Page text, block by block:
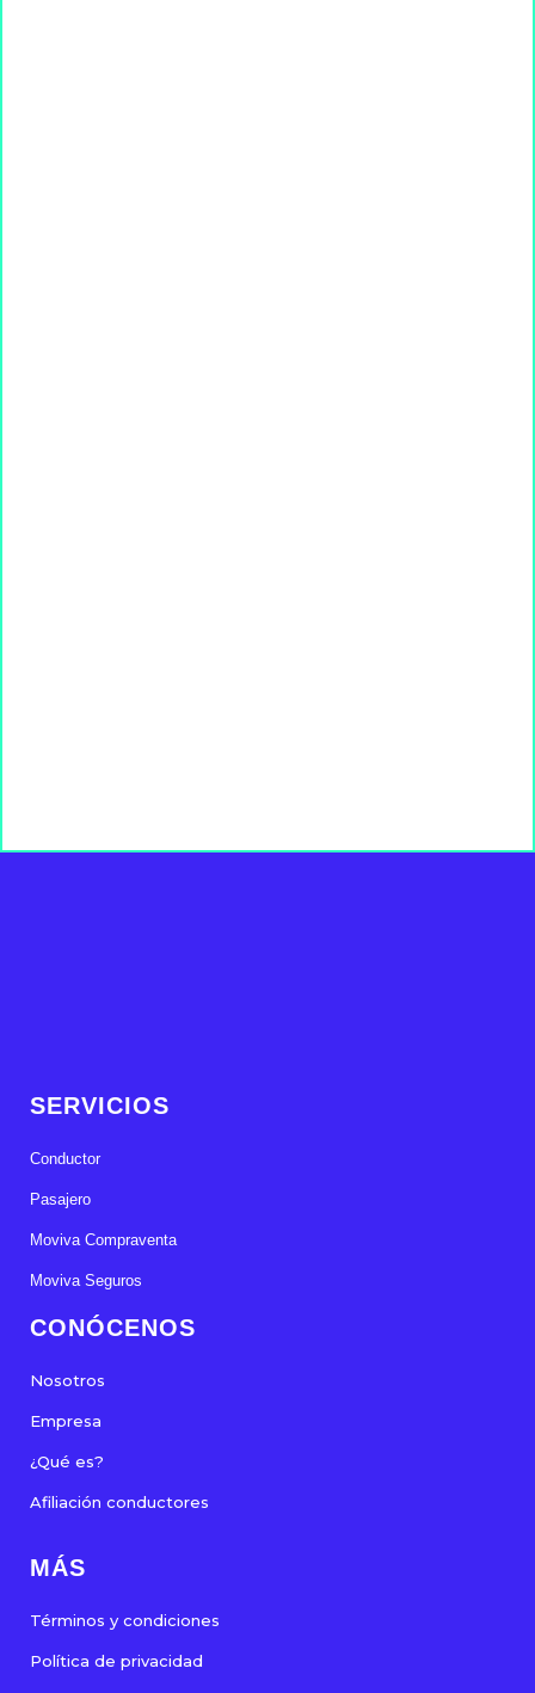
SERVICIOS
Conductor
Pasajero
Moviva Compraventa
Moviva Seguros
CONÓCENOS
Nosotros
Empresa
¿Qué es?
Afiliación conductores
MÁS
Términos y condiciones
Política de privacidad